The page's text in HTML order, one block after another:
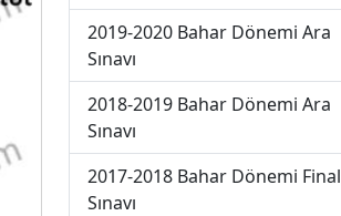
2019-2020 Bahar Dönemi Ara
Sınavı
2018-2019 Bahar Dönemi Ara
Sınavı
2017-2018 Bahar Dönemi Final
Sınavı